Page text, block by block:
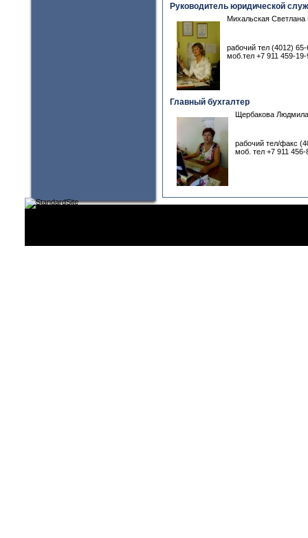
Руководитель юридической
Михальская
рабочий тел (4012) 65-
моб.тел +7 911 459-19-
Главный бухгалтер
Щербакова
рабочий тел/факс
моб. тел +7 911 456-